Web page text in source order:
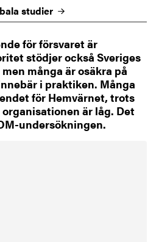
studier
för försvaret är
stödjer också Sveriges
många är osäkra på
i praktiken. Många
för Hemvärnet, trots
är låg. Det
undersökningen.